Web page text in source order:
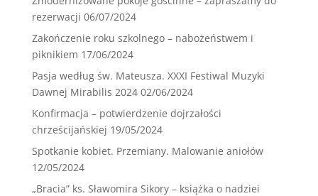
rezerwacji 06/07/2024
Zakończenie roku szkolnego – nabożeństwem i
piknikiem 17/06/2024
Pasja według św. Mateusza. XXXI Festiwal Muzyki
Dawnej Mirabilis 2024 02/06/2024
Konfirmacja – potwierdzenie dojrzałości
chrześcijańskiej 19/05/2024
Spotkanie kobiet. Przemiany. Malowanie aniołów
12/05/2024
„Bracia” ks. Sławomira Sikory – książka o nadziei